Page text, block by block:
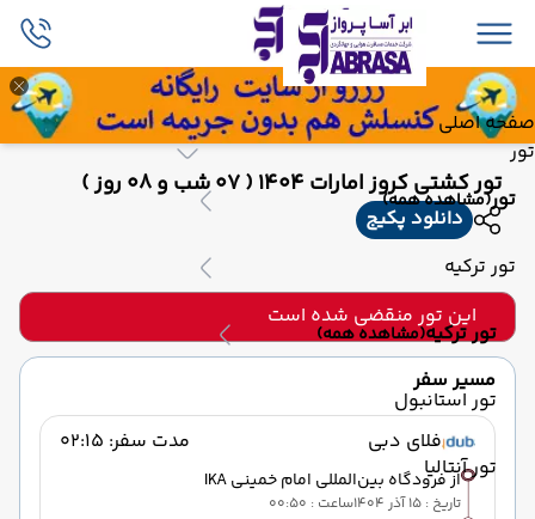
صفحه اصلی
تور
تور(مشاهده همه)
تور ترکیه
تور ترکیه(مشاهده همه)
تور استانبول
تور آنتالیا
تور کشتی کروز امارات 1404 ( 07 شب و 08 روز )
دانلود پکیج
این تور منقضی شده است
مسیر سفر
فلای دبی مدت سفر: 02:15
از فرودگاه بین‌المللی امام خمینی IKA
تاریخ : 15 آذر 1404 ساعت : 00:50